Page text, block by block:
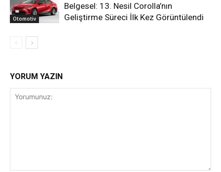
Otomotiv
Belgesel: 13. Nesil Corolla’nın
Geliştirme Süreci İlk Kez Görüntülendi
YORUM YAZIN